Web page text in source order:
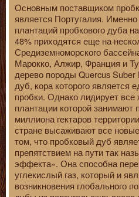
Основным поставщиком
является Португалия.
плантаций пробкового дуба
48% приходятся еще на
Средиземноморского
Марокко, Алжир, Франция и
дерево породы Quercus
дуб, кора которого является
пробки. Однако лидирует
плантации которой занимают
миллиона гектаров
стране высаживают все
том, что пробковый дуб
препятствием на пути так
эффекта». Она способна
углекислый газ, который и
возникновения глобального